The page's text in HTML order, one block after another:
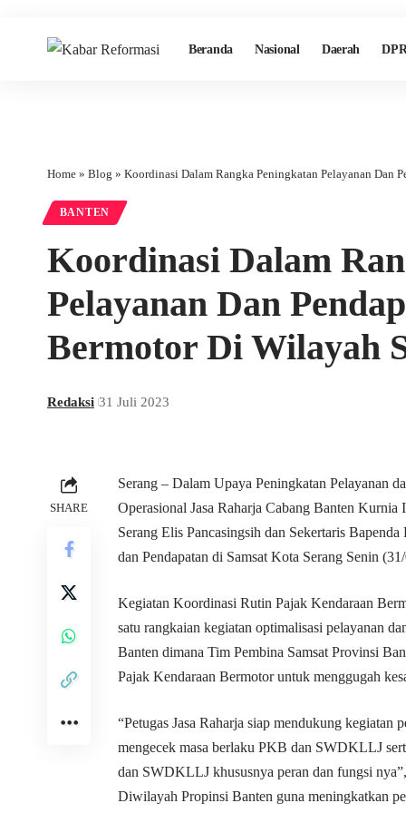
Beranda Nasional Daerah
Home » Blog » Koordinasi Dalam Rangka Peningkatan Pelayanan Dan
BANTEN
Koordinasi Dalam
Pelayanan Dan
Bermotor Di Wilayah
Redaksi 31 Juli 2023
SHARE
Serang – Dalam Upaya Peningkatan Pelayanan
Operasional Jasa Raharja Cabang Banten
Serang Elis Pancasingsih dan Sekertaris
dan Pendapatan di Samsat Kota Serang Senin
Kegiatan Koordinasi Rutin Pajak Kendaraan
satu rangkaian kegiatan optimalisasi pelayanan
Banten dimana Tim Pembina Samsat Provinsi
Pajak Kendaraan Bermotor untuk menggugah
“Petugas Jasa Raharja siap mendukung
mengecek masa berlaku PKB dan SWDKLLJ
dan SWDKLLJ khususnya peran dan fungsi
Diwilayah Propinsi Banten guna meningkatkan